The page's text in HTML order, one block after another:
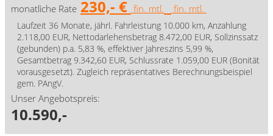
monatliche Rate 230,- € fin. mtl. fin. mtl.
Laufzeit 36 Monate, jährl. Fahrleistung 10.000 km, Anzahlung
2.118,00 EUR, Nettodarlehensbetrag 8.472,00 EUR, Sollzinssatz
(gebunden) p.a. 5,83 %, effektiver Jahreszins 5,99 %,
Gesamtbetrag 9.342,60 EUR, Schlussrate 1.059,00 EUR (Bonität
vorausgesetzt). Zugleich repräsentatives Berechnungsbeispiel
gem. PAngV.
Unser Angebotspreis:
10.590,-